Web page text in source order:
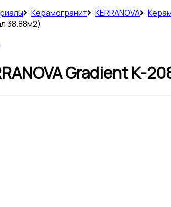
Керамогранит KERRANOVA
38.88м2)
Gradient K-